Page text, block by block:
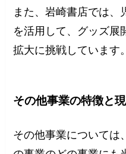
また、岩崎書店では、
を活用して、グッズ展
拡大に挑戦しています。
その他事業の特徴と
その他事業については